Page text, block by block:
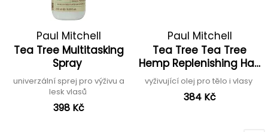
Paul Mitchell
Tea Tree Multitasking
Spray
univerzální sprej pro výživu a
lesk vlasů
398 Kč
Paul Mitchell
Tea Tree Tea Tree
Hemp Replenishing Hair
& Body Oil
vyživující olej pro tělo i vlasy
384 Kč